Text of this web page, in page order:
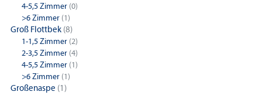
4-5,5 Zimmer (0)
>6 Zimmer (1)
Groß Flottbek (8)
1-1,5 Zimmer (2)
2-3,5 Zimmer (4)
4-5,5 Zimmer (1)
>6 Zimmer (1)
Großenaspe (1)